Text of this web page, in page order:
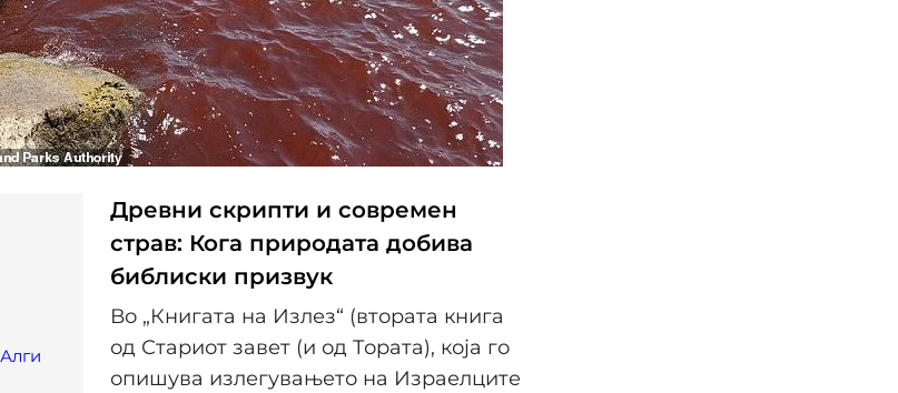
Древни скрипти и современ
страв: Кога природата добива
библиски призвук
Во „Книгата на Излез“ (втората книга
од Стариот завет (и од Тората), која го
опишува излегувањето на Израелците